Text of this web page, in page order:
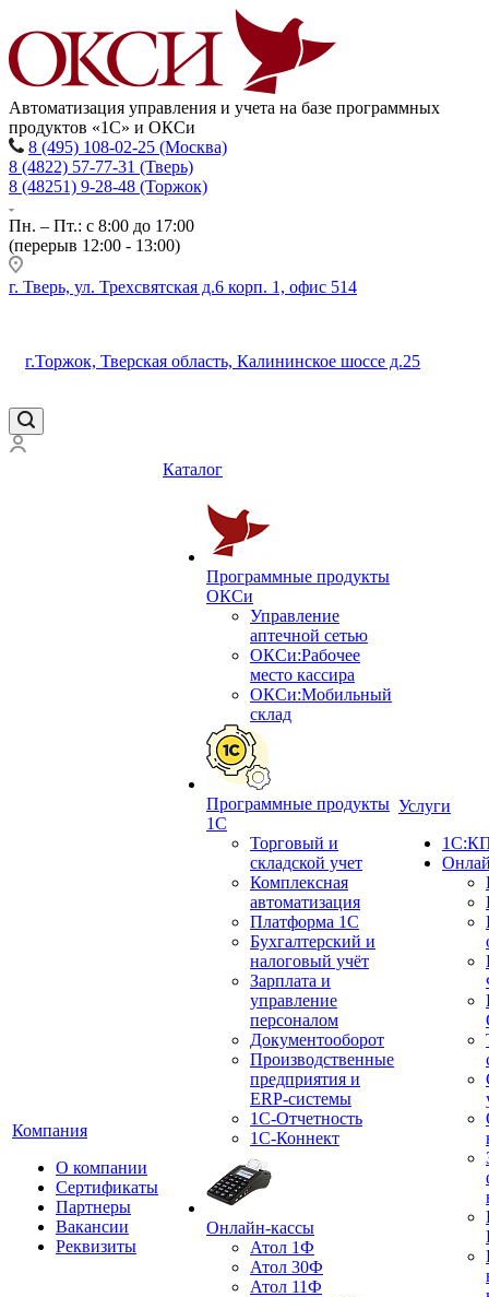
Автоматизация управления и учета на базе программных
продуктов «1С» и ОКСи
8 (495) 108-02-25 (Москва)
8 (4822) 57-77-31 (Тверь)
8 (48251) 9-28-48 (Торжок)
Пн. – Пт.: с 8:00 до 17:00
(перерыв 12:00 - 13:00)
г. Тверь, ул. Трехсвятская д.6 корп. 1, офис 514
г.Торжок, Тверская область, Калининское шоссе д.25
Компания
О компании
Сертификаты
Партнеры
Вакансии
Реквизиты
Каталог
Программные продукты
ОКСи
Управление
аптечной сетью
ОКСи:Рабочее
место кассира
ОКСи:Мобильный
склад
Программные продукты
1С
Торговый и
складской учет
Комплексная
автоматизация
Платформа 1С
Бухгалтерский и
налоговый учёт
Зарплата и
управление
персоналом
Документооборот
Производственные
предприятия и
ERP-системы
1С-Отчетность
1С-Коннект
Онлайн-кассы
Атол 1Ф
Атол 30Ф
Атол 11Ф
Услуги